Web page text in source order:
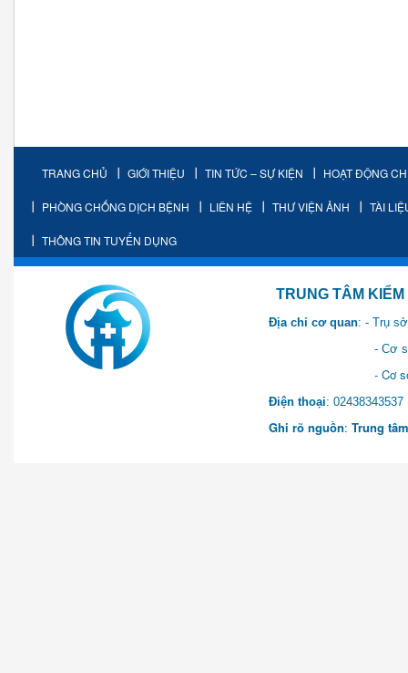
TRANG CHỦ GIỚI THIỆU TIN TỨC – SỰ KIỆN HOẠT ĐỘNG
PHÒNG CHỐNG DỊCH BỆNH LIÊN HỆ THƯ VIỆN ẢNH TÀI
THÔNG TIN TUYỂN DỤNG
TRUNG TÂM KIỂM SOÁT
Địa chỉ cơ quan: - Trụ
- Cơ sở 2: Khu Hành
- Cơ sở 3: Số 1 Ngõ 2
Điện thoại:
Ghi rõ nguồn: Trung